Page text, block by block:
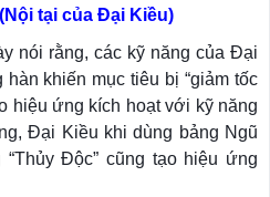
tại của Đại Kiều)
nói rằng, các kỹ năng của Đại
khiến mục tiêu bị “giảm tốc
hiệu ứng kích hoạt với kỹ năng
Đại Kiều khi dùng bảng Ngũ
Độc” cũng tạo hiệu ứng